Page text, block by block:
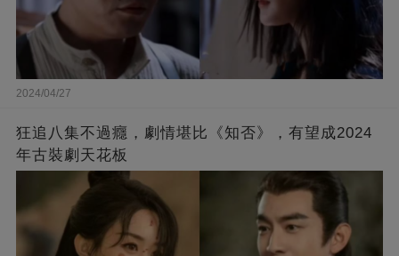
2024/04/27
狂追八集不過癮，劇情堪比《知否》，有望成2024
年古裝劇天花板